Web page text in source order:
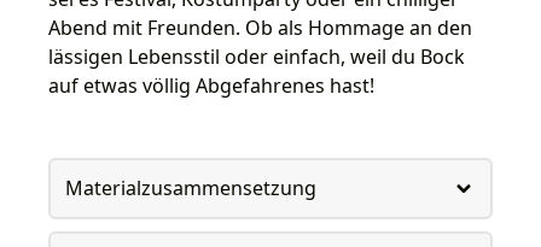
Abend mit Freunden. Ob als Hommage an den
lässigen Lebensstil oder einfach, weil du Bock
auf etwas völlig Abgefahrenes hast!
Materialzusammensetzung